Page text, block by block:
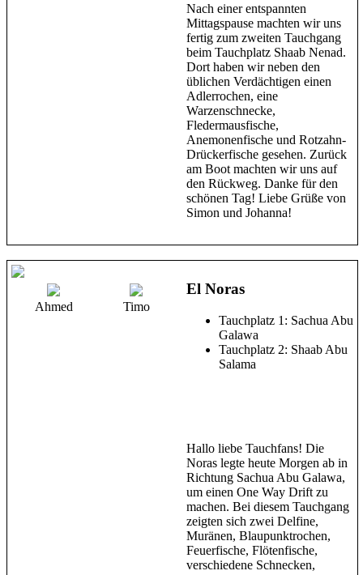
Nach einer entspannten
Mittagspause machten wir uns
fertig zum zweiten Tauchgang
beim Tauchplatz Shaab Nenad.
Dort haben wir neben den
üblichen Verdächtigen einen
Adlerrochen, eine
Warzenschnecke,
Fledermausfische,
Anemonenfische und Rotzahn-
Drückerfische gesehen. Zurück
am Boot machten wir uns auf
den Rückweg. Danke für den
schönen Tag! Liebe Grüße von
Simon und Johanna!
Ahmed Timo
El Noras
Tauchplatz 1: Sachua Abu
Galawa
Tauchplatz 2: Shaab Abu
Salama
Hallo liebe Tauchfans! Die
Noras legte heute Morgen ab in
Richtung Sachua Abu Galawa,
um einen One Way Drift zu
machen. Bei diesem Tauchgang
zeigten sich zwei Delfine,
Muränen, Blaupunktrochen,
Feuerfische, Flötenfische,
verschiedene Schnecken,